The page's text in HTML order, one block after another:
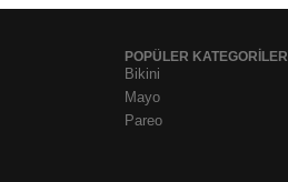
POPÜLER KATEGORİLER
Bikini
Mayo
Pareo